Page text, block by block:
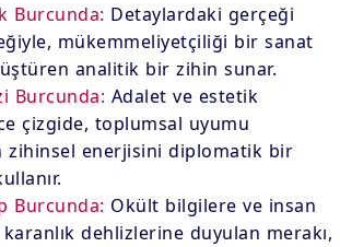
Burcunda: Detaylardaki gerçeği
mükemmeliyetçiliği bir sanat
analitik bir zihin sunar.
Burcunda: Adalet ve estetik
çizgide, toplumsal uyumu
zihinsel enerjisini diplomatik bir
Burcunda: Okült bilgilere ve insan
dehlizlerine duyulan merakı,